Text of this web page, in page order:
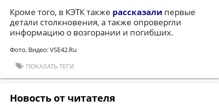
Кроме того, в КЭТК также рассказали первые
детали столкновения, а также опровергли
информацию о возгорании и погибших.
Фото, Видео: VSE42.Ru
ПОКАЗАТЬ ТЕГИ
Новость от читателя